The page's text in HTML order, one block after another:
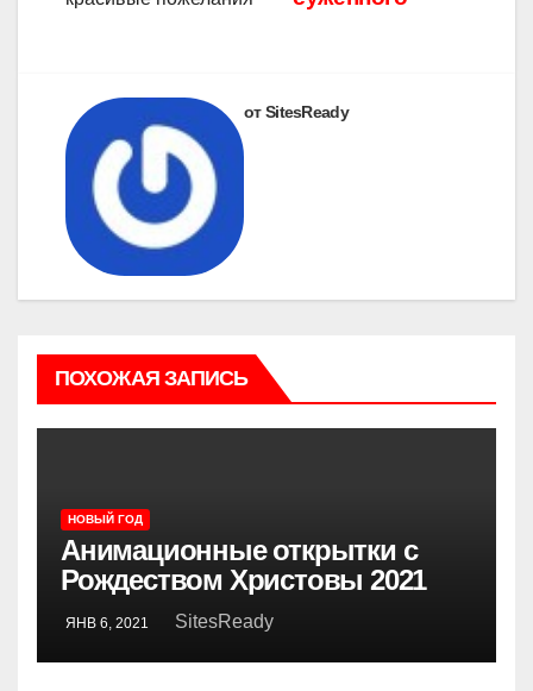
от SitesReady
ПОХОЖАЯ ЗАПИСЬ
НОВЫЙ ГОД
Анимационные открытки с
Рождеством Христовы 2021
ЯНВ 6, 2021 SitesReady